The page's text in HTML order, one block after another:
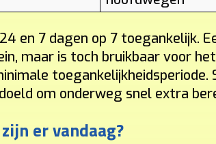
en 7 dagen op 7 toegankelijk.
maar is toch bruikbaar voor
toegankelijkheidsperiode.
om onderweg snel extra
er vandaag?